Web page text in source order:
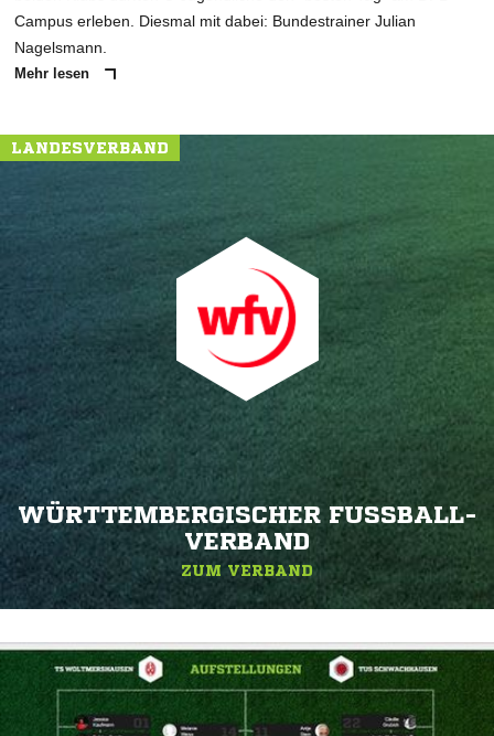
Campus erleben. Diesmal mit dabei: Bundestrainer Julian
Nagelsmann.
Mehr lesen
LANDESVERBAND
WÜRTTEMBERGISCHER FUSSBALL-V
ERBAND
ZUM VERBAND